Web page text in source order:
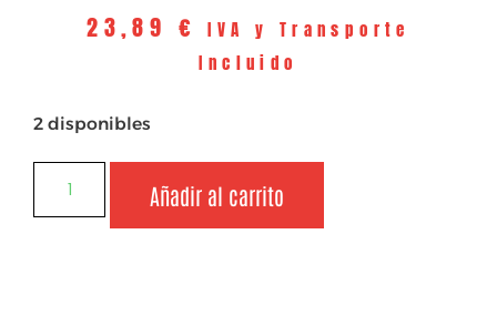
23,89 €
IVA y Transporte
Incluido
2 disponibles
Añadir al carrito